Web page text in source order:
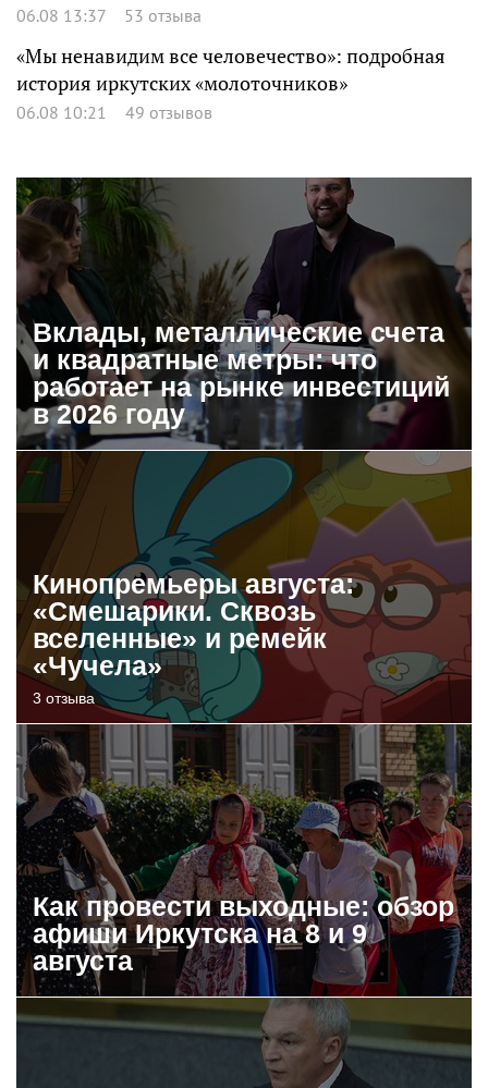
06.08 13:37 53 отзыва
«Мы ненавидим все человечество»: подробная
история иркутских «молоточников»
06.08 10:21 49 отзывов
Вклады, металлические счета
и квадратные метры: что
работает на рынке инвестиций
в 2026 году
Кинопремьеры августа:
«Смешарики. Сквозь
вселенные» и ремейк
«Чучела»
3 отзыва
Как провести выходные: обзор
афиши Иркутска на 8 и 9
августа